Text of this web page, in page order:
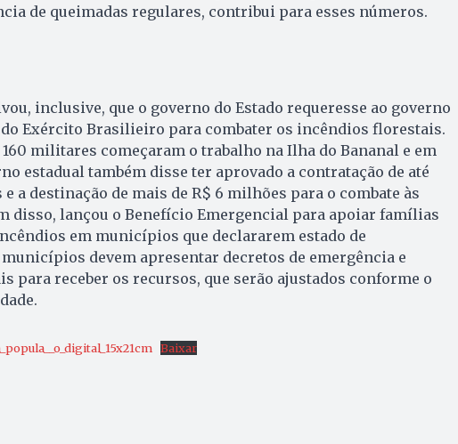
de queimadas regulares, contribui para esses números.
inclusive, que o governo do Estado requeresse ao governo
Exército Brasilieiro para combater os incêndios florestais.
militares começaram o trabalho na Ilha do Bananal e em
estadual também disse ter aprovado a contratação de até
a destinação de mais de R$ 6 milhões para o combate às
disso, lançou o Benefício Emergencial para apoiar famílias
em municípios que declararem estado de
devem apresentar decretos de emergência e
para receber os recursos, que serão ajustados conforme o
Baixar